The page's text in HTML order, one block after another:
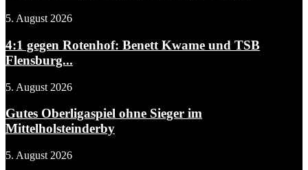
5. August 2026
4:1 gegen Rotenhof: Benett Kwame und TSB
Flensburg...
5. August 2026
Gutes Oberligaspiel ohne Sieger im
Mittelholsteinderby
5. August 2026